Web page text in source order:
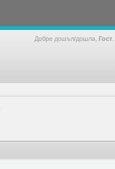
Добре дошъл/дошла, Гост